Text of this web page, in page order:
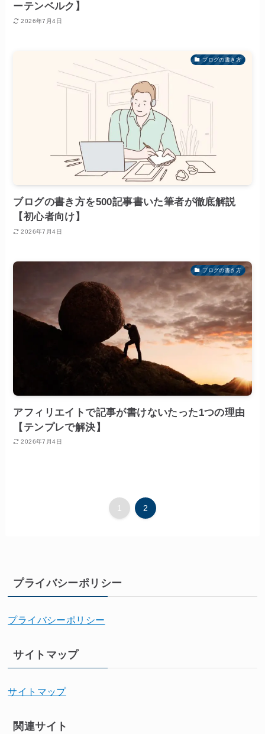
ーテンベルク】
2026年7月4日
ブログの書き方
ブログの書き方を500記事書いた筆者が徹底解説
【初心者向け】
2026年7月4日
ブログの書き方
アフィリエイトで記事が書けないたった1つの理由
【テンプレで解決】
2026年7月4日
1 2
プライバシーポリシー
プライバシーポリシー
サイトマップ
サイトマップ
関連サイト